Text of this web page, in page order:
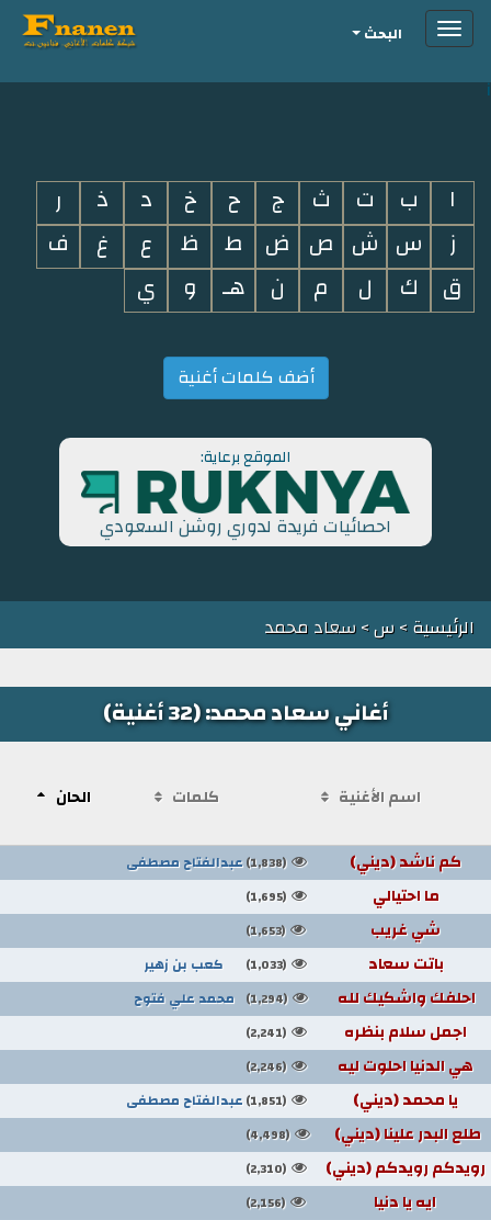
i
Toggleالبحث
ا ب ت ث ج ح خ د ذ
ر
ز
س ش ص ض ط ظ ع غ
ف
ق
ك ل م ن هـ و ي
أضف كلمات أغنية
الموقع برعاية:
احصائيات فريدة لدوري روشن السعودي
الرئيسية>س> سعاد محمد
أغاني سعاد محمد: (32 أغنية)
اسم الأغنية كلمات الحان
كم ناشد (ديني) (1,838) عبدالفتاح مصطفى
ما احتيالي (1,695)
شي غريب (1,653)
باتت سعاد (1,033) كعب بن زهير
احلفك واشكيك لله (1,294) محمد علي فتوح
اجمل سلام بنظره (2,241)
هي الدنيا احلوت ليه (2,246)
يا محمد (ديني) (1,851) عبدالفتاح مصطفى
طلع البدر علينا (ديني) (4,498)
رويدكم رويدكم (ديني) (2,310)
ايه يا دنيا (2,156)